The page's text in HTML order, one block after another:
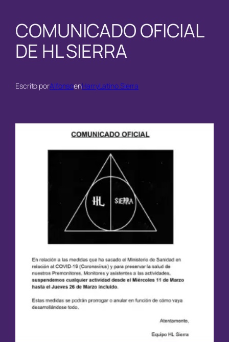
COMUNICADO OFICIAL
DE HL SIERRA
Escrito porAlfonsoenHarryLatino Sierra